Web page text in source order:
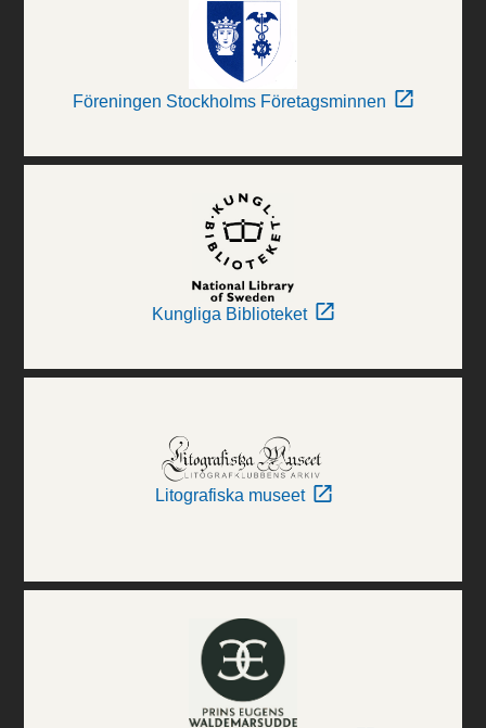
Föreningen Stockholms Företagsminnen
Kungliga Biblioteket
Litografiska museet